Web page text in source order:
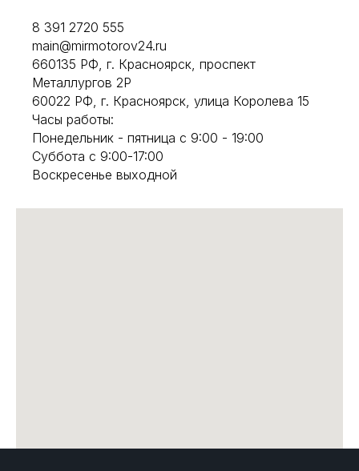
8 391 2720 555
main@mirmotorov24.ru
660135 РФ, г. Красноярск, проспект
Металлургов 2Р
60022 РФ, г. Красноярск, улица Королева 15
Часы работы:
Понедельник - пятница с 9:00 - 19:00
Суббота с 9:00-17:00
Воскресенье выходной